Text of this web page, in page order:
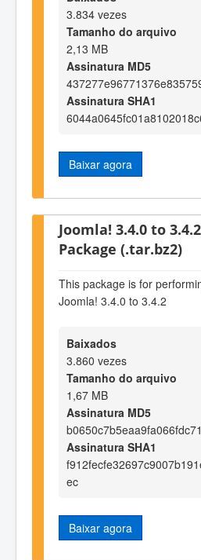
3.834 vezes
Tamanho do arquivo
2,13 MB
Assinatura MD5
Assinatura SHA1
Baixar agora
Joomla! 3.4.0 to
Package (.tar.bz2)
This package is for
Joomla! 3.4.0 to 3.4.2
Baixados
3.860 vezes
Tamanho do arquivo
1,67 MB
Assinatura MD5
Assinatura SHA1
ec
Baixar agora